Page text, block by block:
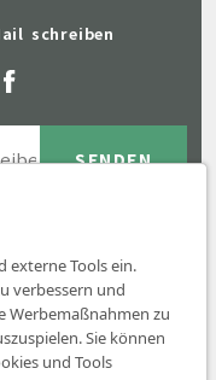
schreiben
externe Tools ein.
verbessern und
Werbemaßnahmen zu
Sie können
und Tools